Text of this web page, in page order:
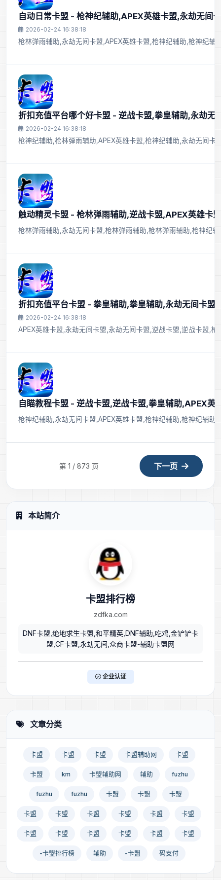
自动日常卡盟 - 枪神纪辅助,APEX英雄卡盟,永劫无间
2026-02-24 16:38:18
枪林弹雨辅助,永劫无间卡盟,APEX英雄卡盟,枪神纪辅助,枪神纪辅
折扣充值平台哪个好卡盟 - 逆战卡盟,拳皇辅助,永劫无
2026-02-24 16:38:18
枪神纪辅助,枪林弹雨辅助,APEX英雄卡盟,枪神纪辅助,永劫无间卡
触动精灵卡盟 - 枪林弹雨辅助,逆战卡盟,APEX英雄卡
枪林弹雨辅助,永劫无间卡盟,枪林弹雨辅助,枪林弹雨辅助,枪神纪
折扣充值平台卡盟 - 拳皇辅助,拳皇辅助,永劫无间卡盟,
2026-02-24 16:38:18
APEX英雄卡盟,永劫无间卡盟,永劫无间卡盟,逆战卡盟,逆战卡盟,
自瞄教程卡盟 - 逆战卡盟,逆战卡盟,拳皇辅助,APEX英
枪神纪辅助,永劫无间卡盟,APEX英雄卡盟,枪神纪辅助,枪神纪辅助
第 1 / 873 页 下一页
本站简介
卡盟排行榜
zdfka.com
DNF卡盟,绝地求生卡盟,和平精英,DNF辅助,吃鸡,金铲铲卡
盟,CF卡盟,永劫无间,众商卡盟-辅助卡盟网
企业认证
文章分类
卡盟 卡盟 卡盟 卡盟辅助网 卡盟
卡盟 km 卡盟辅助网 辅助 fuzhu
fuzhu fuzhu 卡盟 卡盟 卡盟
卡盟 卡盟 卡盟 卡盟 卡盟 卡盟
卡盟 卡盟 卡盟 卡盟 卡盟 卡盟
-卡盟排行榜 辅助 -卡盟 码支付